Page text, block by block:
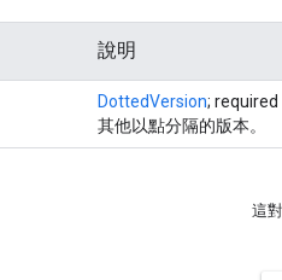
說明
DottedVersion; required
其他以點分隔的版本。
這